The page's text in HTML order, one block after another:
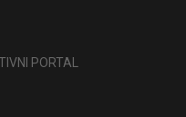
PORTAL